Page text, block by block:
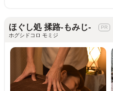
ほぐし処 揉路-もみじ-
ホグシドコロ モミジ